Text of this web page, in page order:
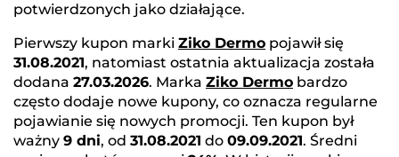
potwierdzonych jako działające.
Pierwszy kupon marki Ziko Dermo pojawił się
31.08.2021, natomiast ostatnia aktualizacja została
dodana 27.03.2026. Marka Ziko Dermo bardzo
często dodaje nowe kupony, co oznacza regularne
pojawianie się nowych promocji. Ten kupon był
ważny 9 dni, od 31.08.2021 do 09.09.2021. Średni